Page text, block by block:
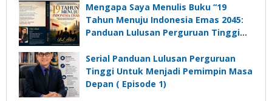
Komunikasi Kades untuk Memajukan
Desa
Mengapa Saya Menulis Buku “19
Tahun Menuju Indonesia Emas 2045:
Panduan Lulusan Perguruan Tinggi
Depan”?
Serial Panduan Lulusan Perguruan
Tinggi Untuk Menjadi Pemimpin Masa
Depan ( Episode 1)